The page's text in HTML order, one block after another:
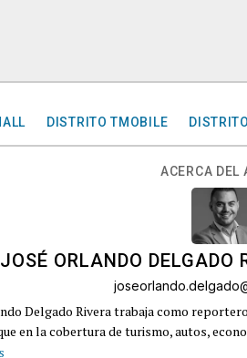
DISTRITO TMOBILE
ACERCA DEL
JOSÉ ORLANDO DELGADO
Delgado Rivera trabaja como
en la cobertura de turismo, autos,